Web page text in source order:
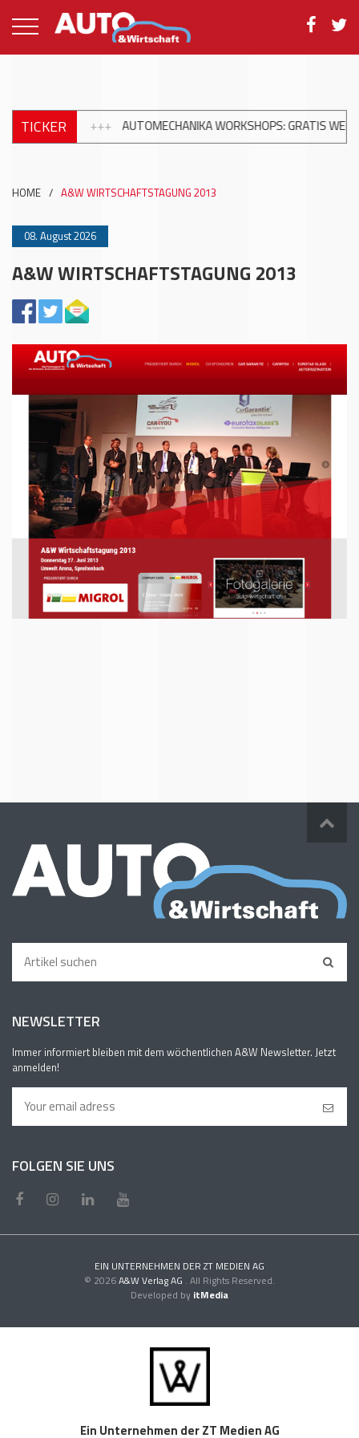
TICKER +++ AUTOMECHANIKA WORKSHOPS: GRATIS
HOME / A&W WIRTSCHAFTSTAGUNG 2013
08. August 2026
A&W WIRTSCHAFTSTAGUNG 2013
NEWSLETTER
Immer informiert bleiben mit dem wöchentlichen A&W Newsletter. Jetzt
anmelden!
FOLGEN SIE UNS
EIN UNTERNEHMEN DER ZT MEDIEN AG
© 2026A&W Verlag AG . All Rights Reserved.
Developed by itMedia
Ein Unternehmen der ZT Medien AG